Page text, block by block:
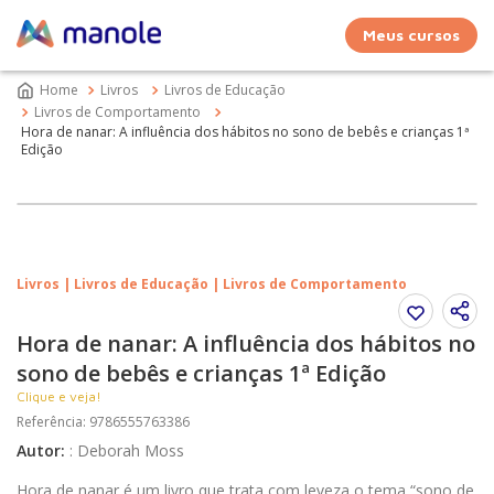
Meus cursos
Livros
Livros de Educação
Livros de Comportamento
Hora de nanar: A influência dos hábitos no sono de bebês e crianças 1ª
Edição
Livros | Livros de Educação | Livros de Comportamento
Hora de nanar: A influência dos hábitos no
sono de bebês e crianças 1ª Edição
Clique e veja!
Referência: 9786555763386
Autor: : Deborah Moss